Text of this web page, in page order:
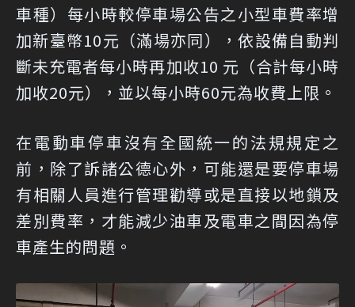
車種）每小時較停車場公告之小型車費率增
加新臺幣10元（滿場亦同），依設備自動判
斷未充電者每小時再加收10 元（合計每小時
加收20元），並以每小時60元為收費上限。
在電動車停車沒有全國統一的法規規定之
前，除了訴諸公德心外，可能還是要停車場
有相關人員進行管理勸導或是直接以地鎖及
差別費率，才能減少油車及電車之間因為停
車產生的問題。